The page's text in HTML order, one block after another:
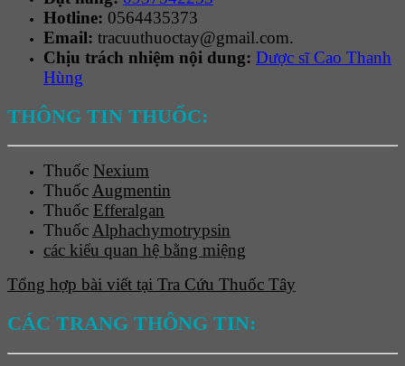
Hotline: 0564435373
Email: tracuuthuoctay@gmail.com.
Chịu trách nhiệm nội dung: Dược sĩ Cao Thanh
Hùng
THÔNG TIN THUỐC:
Thuốc Nexium
ThuốcAugmentin
Thuốc Efferalgan
ThuốcAlphachymotrypsin
các kiểu quan hệ bằng miệng
Tổng hợp bài viết tại Tra Cứu Thuốc Tây
CÁC TRANG THÔNG TIN: